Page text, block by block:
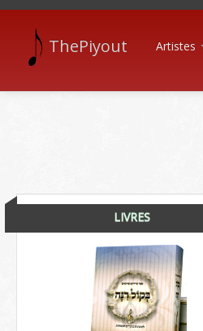
ThePiyout Artistes
LIVRES